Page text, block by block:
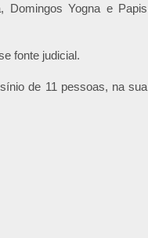
Domingos Yogna e Papis
fonte judicial.
de 11 pessoas, na sua